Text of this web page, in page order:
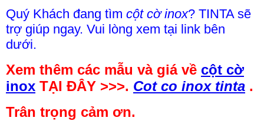
Quý Khách đang tìm cột cờ inox? TINTA sẽ
trợ giúp ngay. Vui lòng xem tại link bên
dưới.
Xem thêm các mẫu và giá về cột cờ
inox TẠI ĐÂY >>>. Cot co inox tinta .
Trân trọng cảm ơn.